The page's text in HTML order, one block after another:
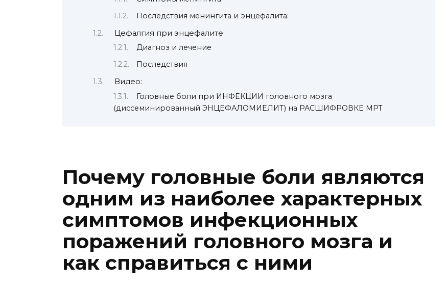
Последствия менингита и энцефалита:
Цефалгия при энцефалите
Диагноз и лечение
Последствия
Видео:
Головные боли при ИНФЕКЦИИ головного мозга
(диссеминированный ЭНЦЕФАЛОМИЕЛИТ) на РАСШИФРОВКЕ МРТ
Почему головные боли являются
одним из наиболее характерных
симптомов инфекционных
поражений головного мозга и
как справиться с ними